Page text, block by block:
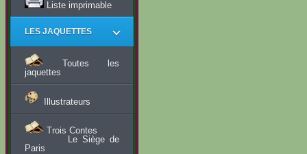
Liste imprimable
LES JAQUETTES
Toutes les
jaquettes
Illustrateurs
Trois Contes
Le Siège de
Paris